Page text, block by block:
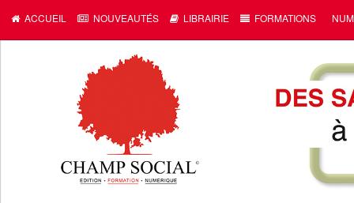
ACCUEIL NOUVEAUTÉS LIBRAIRIE FORMATIONS